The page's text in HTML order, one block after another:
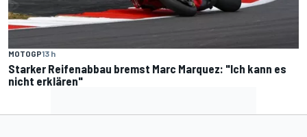
MOTOGP13 h
Starker Reifenabbau bremst Marc Marquez: "Ich kann es
nicht erklären"